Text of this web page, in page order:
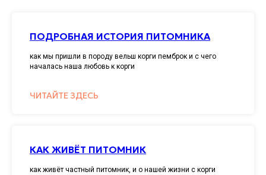
ПОДРОБНАЯ ИСТОРИЯ ПИТОМНИКА
как мы пришли в породу вельш корги пемброк и с чего
началась наша любовь к корги
ЧИТАЙТЕ ЗДЕСЬ
КАК ЖИВЁТ ПИТОМНИК
как живёт частный питомник, и о нашей жизни с корги